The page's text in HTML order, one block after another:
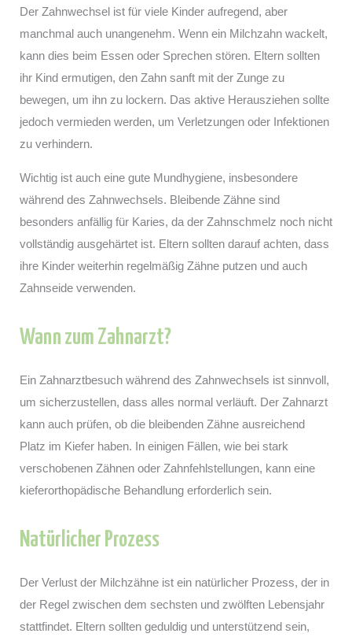
Der Zahnwechsel ist für viele Kinder aufregend, aber
manchmal auch unangenehm. Wenn ein Milchzahn wackelt,
kann dies beim Essen oder Sprechen stören. Eltern sollten
ihr Kind ermutigen, den Zahn sanft mit der Zunge zu
bewegen, um ihn zu lockern. Das aktive Herausziehen sollte
jedoch vermieden werden, um Verletzungen oder Infektionen
zu verhindern.
Wichtig ist auch eine gute Mundhygiene, insbesondere
während des Zahnwechsels. Bleibende Zähne sind
besonders anfällig für Karies, da der Zahnschmelz noch nicht
vollständig ausgehärtet ist. Eltern sollten darauf achten, dass
ihre Kinder weiterhin regelmäßig Zähne putzen und auch
Zahnseide verwenden.
Wann zum Zahnarzt?
Ein Zahnarztbesuch während des Zahnwechsels ist sinnvoll,
um sicherzustellen, dass alles normal verläuft. Der Zahnarzt
kann auch prüfen, ob die bleibenden Zähne ausreichend
Platz im Kiefer haben. In einigen Fällen, wie bei stark
verschobenen Zähnen oder Zahnfehlstellungen, kann eine
kieferorthopädische Behandlung erforderlich sein.
Natürlicher Prozess
Der Verlust der Milchzähne ist ein natürlicher Prozess, der in
der Regel zwischen dem sechsten und zwölften Lebensjahr
stattfindet. Eltern sollten geduldig und unterstützend sein,